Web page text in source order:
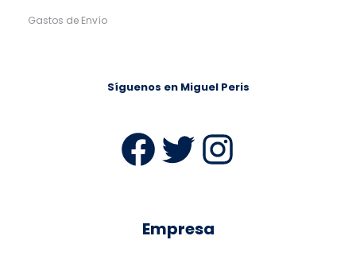
Gastos de Envío
Síguenos en Miguel Peris
Facebook
Twitter
Empresa